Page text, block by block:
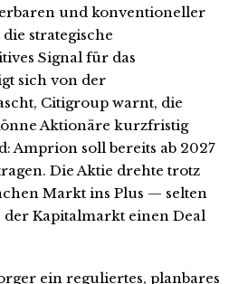
und konventioneller
strategische
Signal für das
sich von der
Citigroup warnt, die
Aktionäre kurzfristig
Amprion soll bereits ab 2027
Die Aktie drehte trotz
Markt ins Plus — selten
der Kapitalmarkt einen Deal
ein reguliertes, planbares